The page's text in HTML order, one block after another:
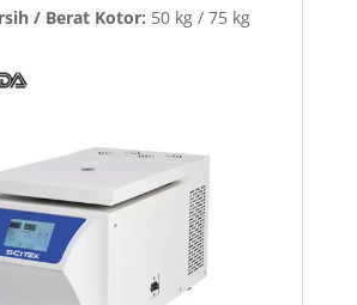
/ Berat Kotor: 50 kg / 75 kg